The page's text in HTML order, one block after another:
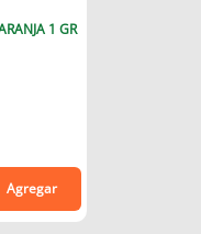
1 GR
Agregar